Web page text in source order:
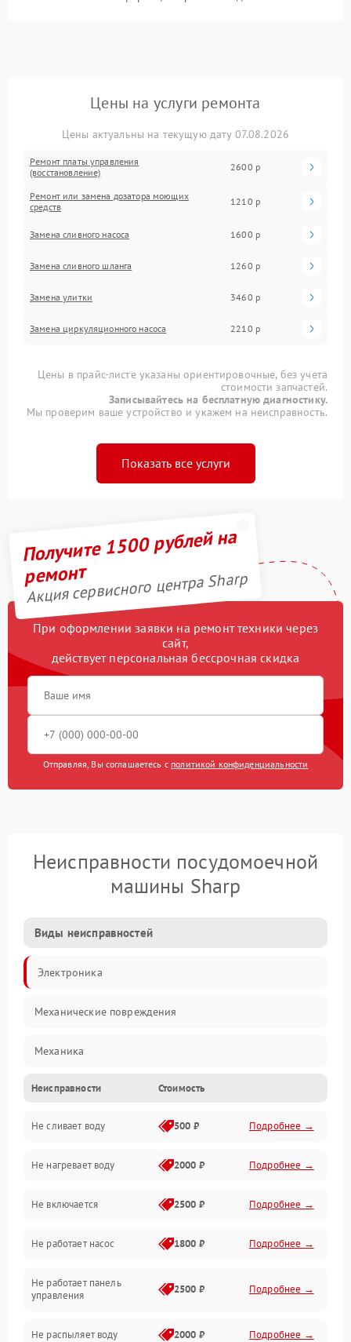
Цены на услуги ремонта
Цены актуальны на текущую дату 07.08.2026
Ремонт платы управления
(восстановление)
2600 р
Ремонт или замена дозатора моющих
средств
1210 р
Замена сливного насоса 1600 р
Замена сливного шланга 1260 р
Замена улитки 3460 р
Замена циркуляционного насоса 2210 р
Цены в прайс-листе указаны ориентировочные, без учета
стоимости запчастей.
Записывайтесь на бесплатную диагностику.
Мы проверим ваше устройство и укажем на неисправность.
Показать все услуги
Получите 1500 рублей на
ремонт
Акция сервисного центра Sharp
При оформлении заявки на ремонт техники через
сайт,
действует персональная бессрочная скидка
Отправляя, Вы соглашаетесь с политикой конфиденциальности
Неисправности посудомоечной
машины Sharp
Виды неисправностей
Электроника
Механические повреждения
Механика
Управление
Электропитание
Датчики
Нагрев
Вода
Гигиена
Программное обеспечение
Неисправности Стоимость
Не сливает воду 500 ₽ Подробнее →
Не нагревает воду 2000 ₽ Подробнее →
Не включается 2500 ₽ Подробнее →
Не работает насос 1800 ₽ Подробнее →
Не работает панель
управления
2500 ₽ Подробнее →
Не распыляет воду 2000 ₽ Подробнее →